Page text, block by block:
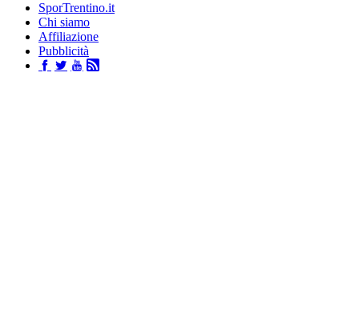
SporTrentino.it
Chi siamo
Affiliazione
Pubblicità